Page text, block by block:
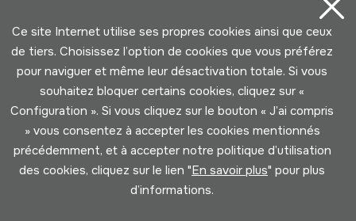
Ce site Internet utilise ses propres cookies ainsi que ceux
de tiers. Choisissez l’option de cookies que vous préférez
pour naviguer et même leur désactivation totale. Si vous
souhaitez bloquer certains cookies, cliquez sur «
Configuration ». Si vous cliquez sur le bouton « J’ai compris
» vous consentez à accepter les cookies mentionnés
précédemment, et à accepter notre politique d’utilisation
des cookies, cliquez sur le lien "En savoir plus" pour plus
d’informations.